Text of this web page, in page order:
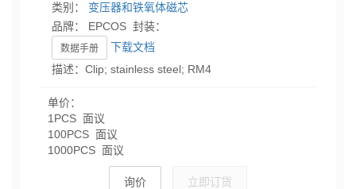
类别： 变压器和铁氧体磁芯
品牌： EPCOS 封装：
数据手册
下载文档
描述：Clip; stainless steel; RM4
单价：
1PCS 面议
100PCS 面议
1000PCS 面议
询价 立即订货